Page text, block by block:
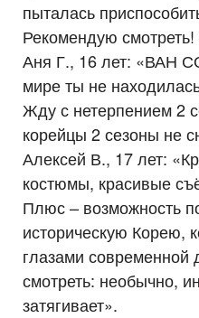
пыталась
Рекомендую смотреть!
Аня Г., 16 лет: «ВАН
мире ты не
Жду с нетерпением 2
корейцы 2 сезоны не
Алексей В., 17 лет:
костюмы, красивые
Плюс – возможность
историческую Корею,
глазами современной
смотреть: необычно,
затягивает».